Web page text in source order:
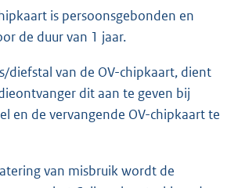
is persoonsgebonden en
de duur van 1 jaar.
diefstal van de OV-chipkaart, dient
dit aan te geven bij
en de vervangende OV-chipkaart te
van misbruik wordt de